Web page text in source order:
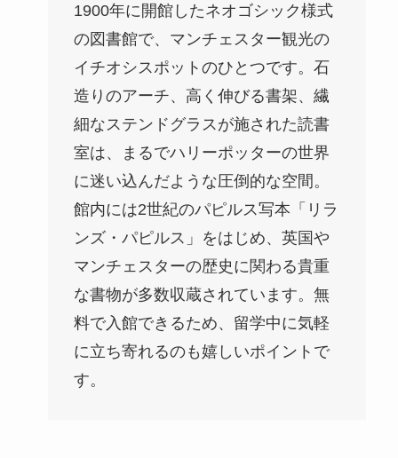
1900年に開館したネオゴシック様式
の図書館で、マンチェスター観光の
イチオシスポットのひとつです。石
造りのアーチ、高く伸びる書架、繊
細なステンドグラスが施された読書
室は、まるでハリーポッターの世界
に迷い込んだような圧倒的な空間。
館内には2世紀のパピルス写本「リラ
ンズ・パピルス」をはじめ、英国や
マンチェスターの歴史に関わる貴重
な書物が多数収蔵されています。無
料で入館できるため、留学中に気軽
に立ち寄れるのも嬉しいポイントで
す。